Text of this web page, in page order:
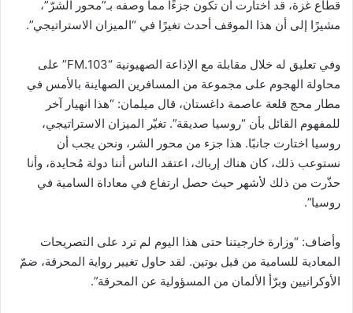
قطاع غزة، قد اختارت أن تكون جزءًا مما وصفه بـ”محور الشرّ”،
مشيرًا إلى أن هذا الموقف أحدث تغيرًا في “الميزان الاستراتيجي”.
وفي تعليق له خلال مقابلة مع الإذاعة الصهيونية “103.FM” على
محاولة الهجوم على مجموعة من المسافرين الصهاينة بالأمس في
مطار محج قلعة عاصمة داغستان، قال ميلمان: “هذا انهيار آخر
للمفهوم القائل بأن “روسيا صديقة”. تغيّر الميزان الاستراتيجي،
روسيا اختارت جانبًا. هذا جزء من محور الشر، ونحن يجب أن
نستوعب ذلك، كان هناك إرباك، اعتقد الناس أننا دولة مُحايدة، وأنا
حذّرت من ذلك لأشهر حيث حصل ارتفاع في معاداة السامية في
روسيا”.
وأضاف: “وزارة خارجيتنا حتى هذا اليوم لم ترد على التصريحات
المعادية للسامية من قبل بوتين. لقد حاول تغيير رواية المحرقة، ضمّ
الأوكرانيين وبرّأ الألمان من المسؤولية عن المحرقة”.